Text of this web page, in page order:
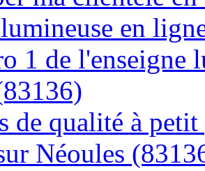
en
1 de l'enseigne
de qualité à
Néoules